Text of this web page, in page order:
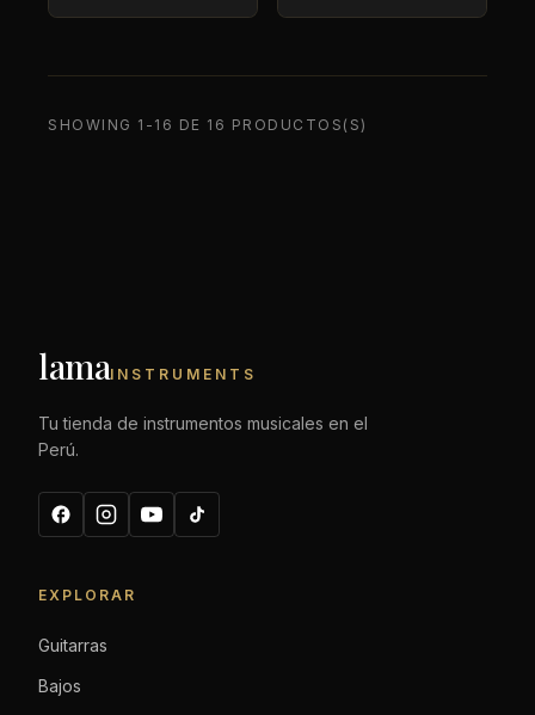
SHOWING 1-16 DE 16 PRODUCTOS(S)
lamaINSTRUMENTS
Tu tienda de instrumentos musicales en el
Perú.
EXPLORAR
Guitarras
Bajos